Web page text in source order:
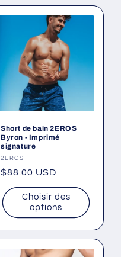
Short de bain 2EROS
Byron - Imprimé
signature
Fournisseur :
2EROS
Prix
habituel
$88.00 USD
Choisir des
options